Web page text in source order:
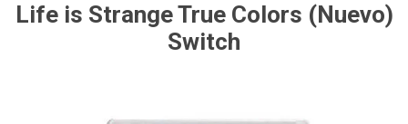
Life is Strange True Colors (Nuevo)
Switch